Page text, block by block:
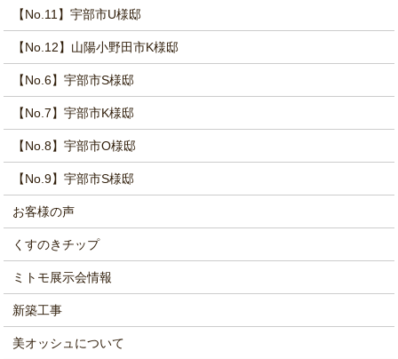
【No.11】宇部市U様邸
【No.12】山陽小野田市K様邸
【No.6】宇部市S様邸
【No.7】宇部市K様邸
【No.8】宇部市O様邸
【No.9】宇部市S様邸
お客様の声
くすのきチップ
ミトモ展示会情報
新築工事
美オッシュについて